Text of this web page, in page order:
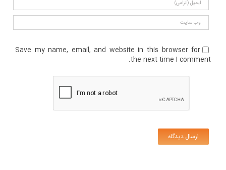
Save my name, email, and website in this browser for
the next time I comment.